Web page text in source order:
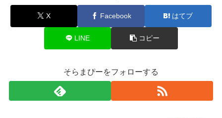
X Facebook はてブ
LINE コピー
そらまぴーをフォローする